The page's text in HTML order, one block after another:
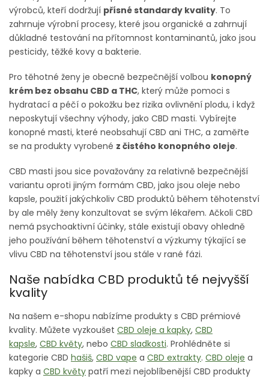
výrobců, kteří dodržují přísné standardy kvality. To
zahrnuje výrobní procesy, které jsou organické a zahrnují
důkladné testování na přítomnost kontaminantů, jako jsou
pesticidy, těžké kovy a bakterie.
Pro těhotné ženy je obecně bezpečnější volbou konopný
krém bez obsahu CBD a THC, který může pomoci s
hydratací a péčí o pokožku bez rizika ovlivnění plodu, i když
neposkytují všechny výhody, jako CBD masti. Vybírejte
konopné masti, které neobsahují CBD ani THC, a zaměřte
se na produkty vyrobené z čistého konopného oleje.
CBD masti jsou sice považovány za relativně bezpečnější
variantu oproti jiným formám CBD, jako jsou oleje nebo
kapsle, použití jakýchkoliv CBD produktů během těhotenství
by ale měly ženy konzultovat se svým lékařem. Ačkoli CBD
nemá psychoaktivní účinky, stále existují obavy ohledně
jeho používání během těhotenství a výzkumy týkající se
vlivu CBD na těhotenství jsou stále v rané fázi.
Naše nabídka CBD produktů té nejvyšší
kvality
Na našem e-shopu nabízíme produkty s CBD prémiové
kvality. Můžete vyzkoušet CBD oleje a kapky, CBD
kapsle, CBD květy, nebo CBD sladkosti. Prohlédněte si
kategorie CBD hašiš, CBD vape a CBD extrakty. CBD oleje a
kapky a CBD květy patří mezi nejoblíbenější CBD produkty